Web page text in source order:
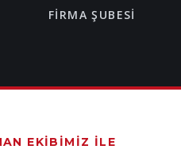
FIRMA ŞUBESI
EKIBIMIZ İLE